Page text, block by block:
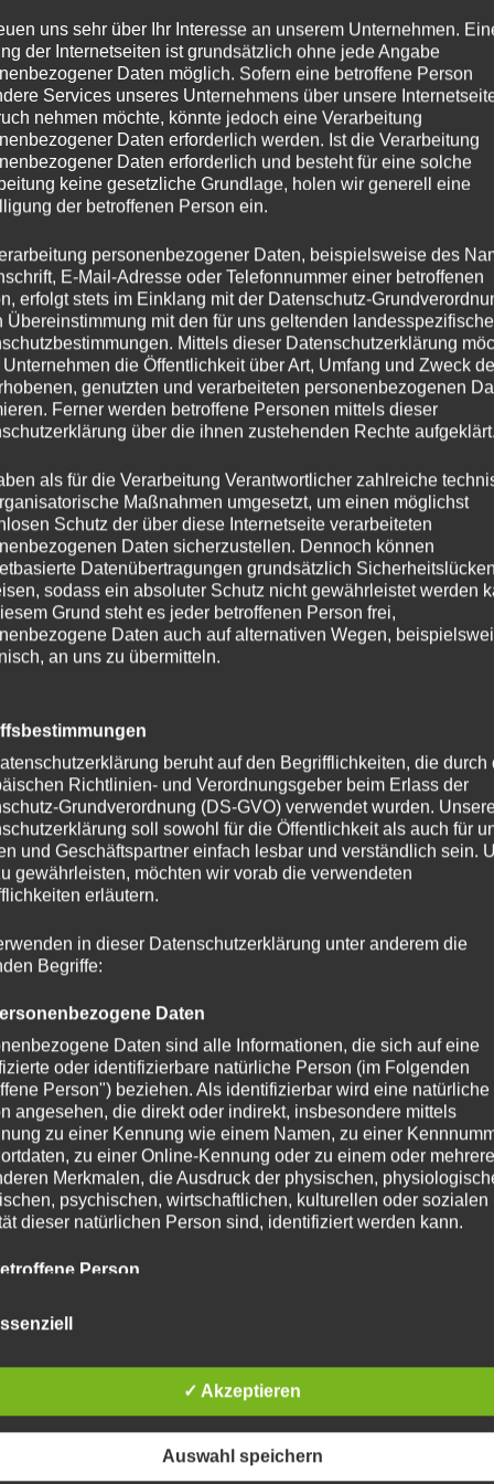
am Sprung erfolgreich in den Wettkampf. Manuela
9.00. Auch am Reck riefen die Turnerinnen ihre
superschöne Übungen. Für ihre Leistung wurde Ladina
ging es zum Boden, wo alle mit schönen Übungen
Bopp (9.40) und Mattea Wespi erturnte sich 9.25 Punkte. Bis
ihre Konzentration aufrecht zu halten, weshalb
super Übung erturnte sich Manuela Bopp 9.20 Punkte,
durfte Manuela Bopp die Goldmedaille entgegennehmen,
ging an Julie Silbermann.
boten für alle Turnerinnen die Möglichkeit, sich wieder
zu gewöhnen oder erstmals Wettkampfluft zu schnuppern.
einen oder anderen Erfolgserlebnis.
Herunterladen
WETTKAMPFBERICHT
wird nicht veröffentlicht.
und Website in diesem Browser für meinen nächsten
uns sehr über Ihr Interesse an unserem Unternehmen.
der Internetseiten ist grundsätzlich ohne jede Angabe
Daten möglich. Sofern eine betroffene Person
Services unseres Unternehmens über unsere
nehmen möchte, könnte jedoch eine Verarbeitung
Daten erforderlich werden. Ist die Verarbeitung
Daten erforderlich und besteht für eine solche
keine gesetzliche Grundlage, holen wir generell eine
der betroffenen Person ein.
personenbezogener Daten, beispielsweise des
E-Mail-Adresse oder Telefonnummer einer betroffenen
erfolgt stets im Einklang mit der Datenschutz-
Übereinstimmung mit den für uns geltenden
Mittels dieser Datenschutzerklärung
Unternehmen die Öffentlichkeit über Art, Umfang und Zweck
genutzten und verarbeiteten personenbezogenen
Ferner werden betroffene Personen mittels dieser
über die ihnen zustehenden Rechte aufgeklärt.
als für die Verarbeitung Verantwortlicher zahlreiche
Maßnahmen umgesetzt, um einen möglichst
Schutz der über diese Internetseite verarbeiteten
Daten sicherzustellen. Dennoch können
Datenübertragungen grundsätzlich Sicherheitslücken
sodass ein absoluter Schutz nicht gewährleistet werden
Grund steht es jeder betroffenen Person frei,
Daten auch auf alternativen Wegen,
an uns zu übermitteln.
beruht auf den Begrifflichkeiten, die durch
Richtlinien- und Verordnungsgeber beim Erlass der
Grundverordnung (DS-GVO) verwendet wurden.
soll sowohl für die Öffentlichkeit als auch für
und Geschäftspartner einfach lesbar und verständlich sein.
gewährleisten, möchten wir vorab die verwendeten
erläutern.
in dieser Datenschutzerklärung unter anderem die
Begriffe:
Daten
Daten sind alle Informationen, die sich auf eine
oder identifizierbare natürliche Person (im Folgenden
Person") beziehen. Als identifizierbar wird eine natürliche
angesehen, die direkt oder indirekt, insbesondere mittels
zu einer Kennung wie einem Namen, zu einer
zu einer Online-Kennung oder zu einem oder
Merkmalen, die Ausdruck der physischen,
psychischen, wirtschaftlichen, kulturellen oder sozialen
dieser natürlichen Person sind, identifiziert werden kann.
Person
deren personenbezogene Daten von dem für die Verarbeitung
Vorgang oder jede solche Vorgangsreihe im
Daten wie das Erheben, das Erfassen, die
✓ Akzeptieren
Auswahl speichern